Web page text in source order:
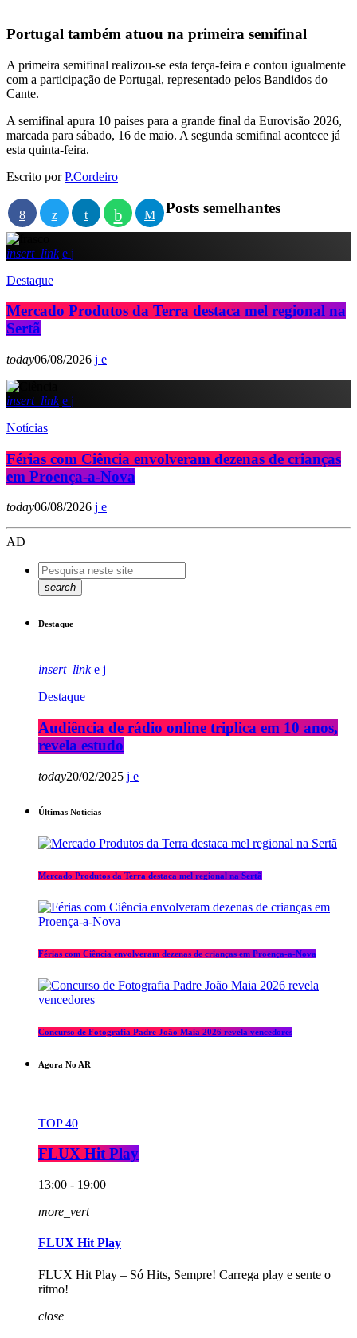
Portugal também atuou na primeira semifinal
A primeira semifinal realizou-se esta terça-feira e contou igualmente
com a participação de Portugal, representado pelos Bandidos do
Cante.
A semifinal apura 10 países para a grande final da Eurovisão 2026,
marcada para sábado, 16 de maio. A segunda semifinal acontece já
esta quinta-feira.
Escrito porP.Cordeiro
Posts semelhantes
insert_link
Destaque
Mercado Produtos da Terra destaca mel regional na
Sertã
today06/08/2026
insert_link
Notícias
Férias com Ciência envolveram dezenas de crianças
em Proença-a-Nova
today06/08/2026
AD
search
Destaque
insert_link
Destaque
Audiência de rádio online triplica em 10 anos,
revela estudo
today20/02/2025
Últimas Notícias
Mercado Produtos da Terra destaca mel regional na Sertã
Férias com Ciência envolveram dezenas de crianças em Proença-a-Nova
Concurso de Fotografia Padre João Maia 2026 revela vencedores
Agora No AR
TOP 40
FLUX Hit Play
13:00 - 19:00
more_vert
FLUX Hit Play
FLUX Hit Play – Só Hits, Sempre! Carrega play e sente o
ritmo!
close